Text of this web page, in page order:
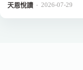
天恩悅讀 ． 2026-07-29